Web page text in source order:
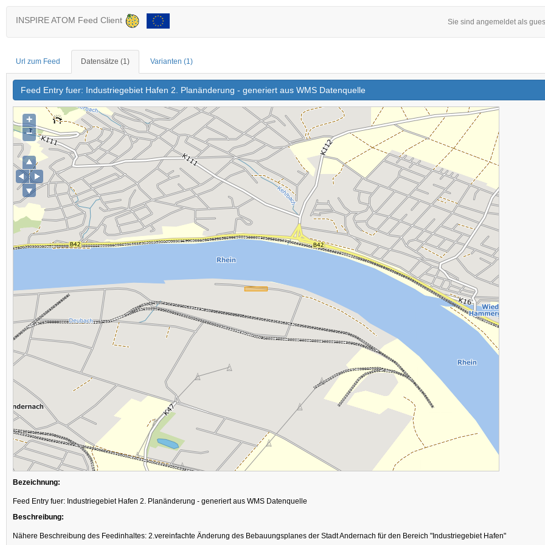
INSPIRE ATOM Feed Client Sie sind angemeldet als
Url zum Feed Datensätze (1) Varianten (1)
Feed Entry fuer: Industriegebiet Hafen 2. Planänderung - generiert aus WMS Datenquelle
+
−
Bezeichnung:
Feed Entry fuer: Industriegebiet Hafen 2. Planänderung - generiert aus WMS Datenquelle
Beschreibung:
Nähere Beschreibung des Feedinhaltes: 2.vereinfachte Änderung des Bebauungsplanes der Stadt Andernach für den Bereich "Industriegebiet Hafen"